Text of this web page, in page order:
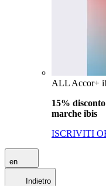
ALL Accor+
15% disconto
marche ibis
ISCRIVITI
en
Indietro